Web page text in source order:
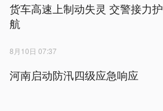
货车高速上制动失灵 交警接力护
航
8月10日 07:37
河南启动防汛四级应急响应